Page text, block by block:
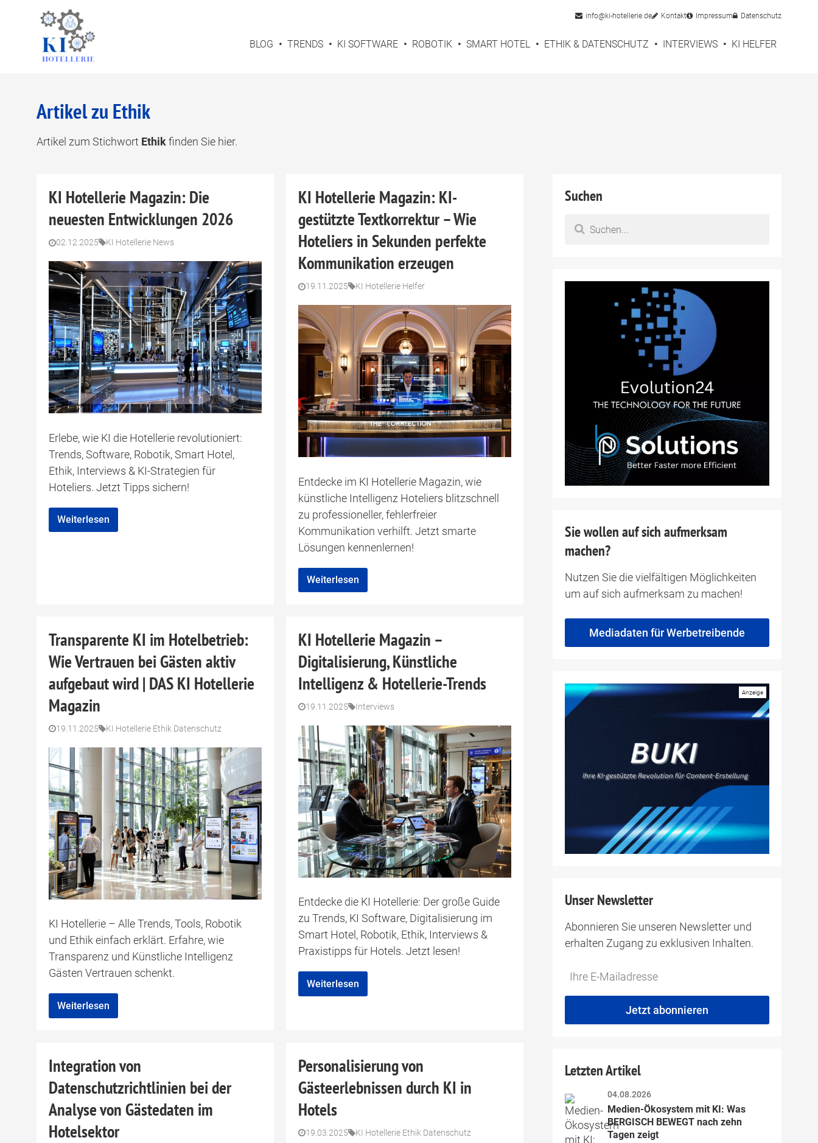
info@ki-hotellerie.de Kontakt Impressum Datenschutz
BLOG TRENDS KI SOFTWARE ROBOTIK SMART HOTEL ETHIK & DATENSCHUTZ INTERVIEWS KI HELFER
Artikel zu Ethik
Artikel zum Stichwort Ethikfinden Sie hier.
KI Hotellerie Magazin: Die
neuesten Entwicklungen 2026
02.12.2025 KI Hotellerie News
Erlebe, wie KI die Hotellerie revolutioniert:
Trends, Software, Robotik, Smart Hotel,
Ethik, Interviews & KI-Strategien für
Hoteliers. Jetzt Tipps sichern!
Weiterlesen
KI Hotellerie Magazin: KI-
gestützte Textkorrektur – Wie
Hoteliers in Sekunden perfekte
Kommunikation erzeugen
19.11.2025 KI Hotellerie Helfer
Entdecke im KI Hotellerie Magazin, wie
künstliche Intelligenz Hoteliers blitzschnell
zu professioneller, fehlerfreier
Kommunikation verhilft. Jetzt smarte
Lösungen kennenlernen!
Weiterlesen
Transparente KI im Hotelbetrieb:
Wie Vertrauen bei Gästen aktiv
aufgebaut wird | DAS KI Hotellerie
Magazin
19.11.2025 KI Hotellerie Ethik Datenschutz
KI Hotellerie – Alle Trends, Tools, Robotik
und Ethik einfach erklärt. Erfahre, wie
Transparenz und Künstliche Intelligenz
Gästen Vertrauen schenkt.
Weiterlesen
KI Hotellerie Magazin –
Digitalisierung, Künstliche
Intelligenz & Hotellerie-Trends
19.11.2025 Interviews
Entdecke die KI Hotellerie: Der große Guide
zu Trends, KI Software, Digitalisierung im
Smart Hotel, Robotik, Ethik, Interviews &
Praxistipps für Hotels. Jetzt lesen!
Weiterlesen
Integration von
Datenschutzrichtlinien bei der
Analyse von Gästedaten im
Hotelsektor
Personalisierung von
Gästeerlebnissen durch KI in
Hotels
19.03.2025 KI Hotellerie Ethik Datenschutz
Suchen
Sie wollen auf sich aufmerksam
machen?
Nutzen Sie die vielfältigen Möglichkeiten
um auf sich aufmerksam zu machen!
Mediadaten für Werbetreibende
Unser Newsletter
Abonnieren Sie unseren Newsletter und
erhalten Zugang zu exklusiven Inhalten.
Do
this
*Ihre
Jetzt abonnieren
Letzten Artikel
04.08.2026
Medien-Ökosystem mit KI: Was
BERGISCH BEWEGT nach zehn
Tagen zeigt